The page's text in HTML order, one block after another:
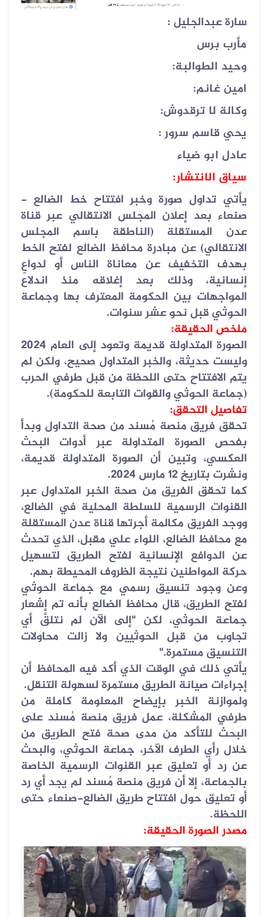
سارة عبدالجليل :
مأرب برس
وحيد الطوالبة:
امين غانم:
وكالة لا ترقدوش:
يحي قاسم سرور :
عادل ابو ضياء
سياق الانتشار:
يأتي تداول صورة وخبر افتتاح خط الضالع -
صنعاء بعد إعلان المجلس الانتقالي عبر قناة
عدن المستقلة (الناطقة باسم المجلس
الانتقالي) عن مبادرة محافظ الضالع لفتح الخط
بهدف التخفيف عن معاناة الناس أو لدواعٍ
إنسانية، وذلك بعد إغلاقه منذ اندلاع
المواجهات بين الحكومة المعترف بها وجماعة
الحوثي قبل نحو عشر سنوات.
ملخص الحقيقة:
الصورة المتداولة قديمة وتعود إلى العام 2024
وليست حديثة، والخبر المتداول صحيح، ولكن لم
يتم الافتتاح حتى اللحظة من قبل طرفي الحرب
(جماعة الحوثي والقوات التابعة للحكومة).
تفاصيل التحقق:
تحقق فريق منصة مُسند من صحة التداول وبدأ
بفحص الصورة المتداولة عبر أدوات البحث
العكسي، وتبين أن الصورة المتداولة قديمة،
ونشرت بتاريخ 12 مارس 2024
.
كما تحقق الفريق من صحة الخبر المتداول عبر
القنوات الرسمية للسلطة المحلية في الضالع،
ووجد الفريق مكالمة أجرتها قناة عدن المستقلة
مع محافظ الضالع، اللواء علي مقبل، الذي تحدث
عن الدوافع الإنسانية لفتح الطريق لتسهيل
حركة المواطنين نتيجة الظروف المحيطة بهم.
وعن وجود تنسيق رسمي مع جماعة الحوثي
لفتح الطريق، قال محافظ الضالع بأنه تم إشعار
جماعة الحوثي، لكن "إلى الآن لم نتلقَّ أي
تجاوب من قبل الحوثيين ولا زالت محاولات
التنسيق مستمرة".
يأتي ذلك في الوقت الذي أكد فيه المحافظ أن
إجراءات صيانة الطريق مستمرة لسهولة التنقل.
ولموازنة الخبر بإيضاح المعلومة كاملة من
طرفي المشكلة، عمل فريق منصة مُسند على
البحث للتأكد من مدى صحة فتح الطريق من
خلال رأي الطرف الآخر، جماعة الحوثي، والبحث
عن رد أو تعليق عبر القنوات الرسمية الخاصة
بالجماعة، إلا أن فريق منصة مُسند لم يجد أي رد
أو تعليق حول افتتاح طريق الضالع-صنعاء حتى
اللحظة.
مصدر الصورة الحقيقة: